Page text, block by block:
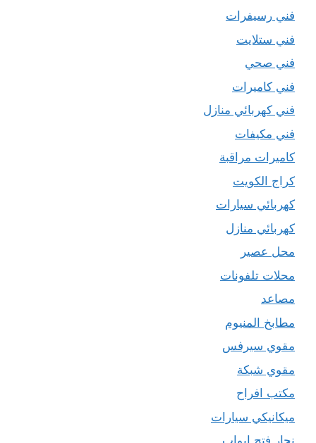
فني رسيفرات
فني ستلايت
فني صحي
فني كاميرات
فني كهربائي منازل
فني مكيفات
كاميرات مراقبة
كراج الكويت
كهربائي سيارات
كهربائي منازل
محل عصير
محلات تلفونات
مصاعد
مطابخ المنيوم
مقوي سيرفس
مقوي شبكة
مكتب افراح
ميكانيكي سيارات